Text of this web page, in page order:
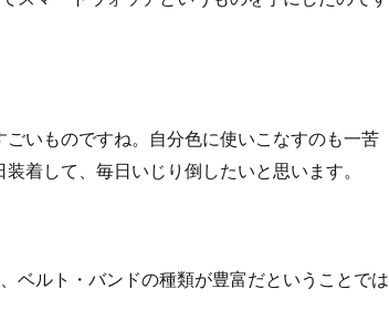
いものですね。自分色に使いこなすのも一苦
着して、毎日いじり倒したいと思います。
ベルト・バンドの種類が豊富だということでは